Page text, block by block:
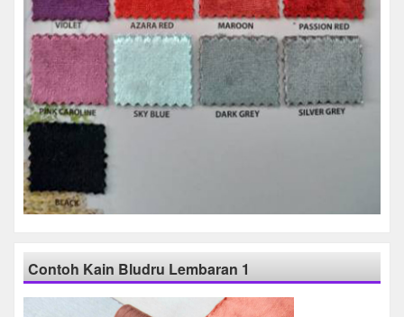
Contoh Kain Bludru Lembaran 1